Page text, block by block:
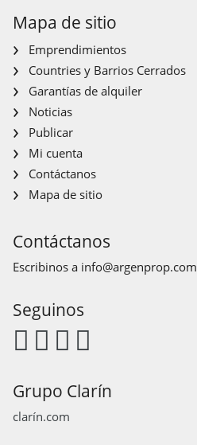
Mapa de sitio
Emprendimientos
Countries y Barrios Cerrados
Garantías de alquiler
Noticias
Publicar
Mi cuenta
Contáctanos
Mapa de sitio
Contáctanos
Escribinos a info@argenprop.com
Seguinos
Grupo Clarín
clarín.com